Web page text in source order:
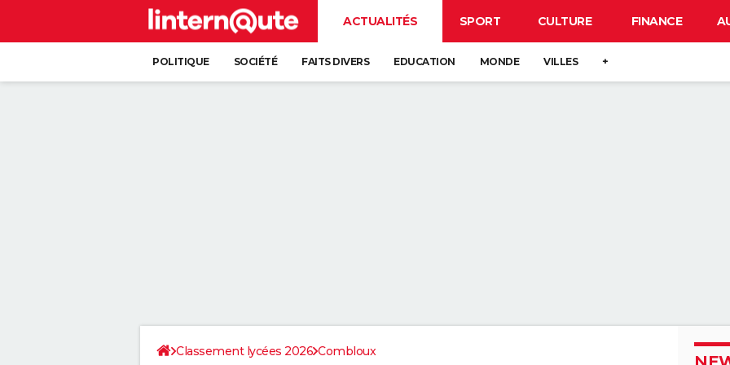
ACTUALITÉS SPORT CULTURE FINANCE
POLITIQUE SOCIÉTÉ FAITS DIVERS EDUCATION MONDE VILLES +
Classement lycées 2026 Combloux